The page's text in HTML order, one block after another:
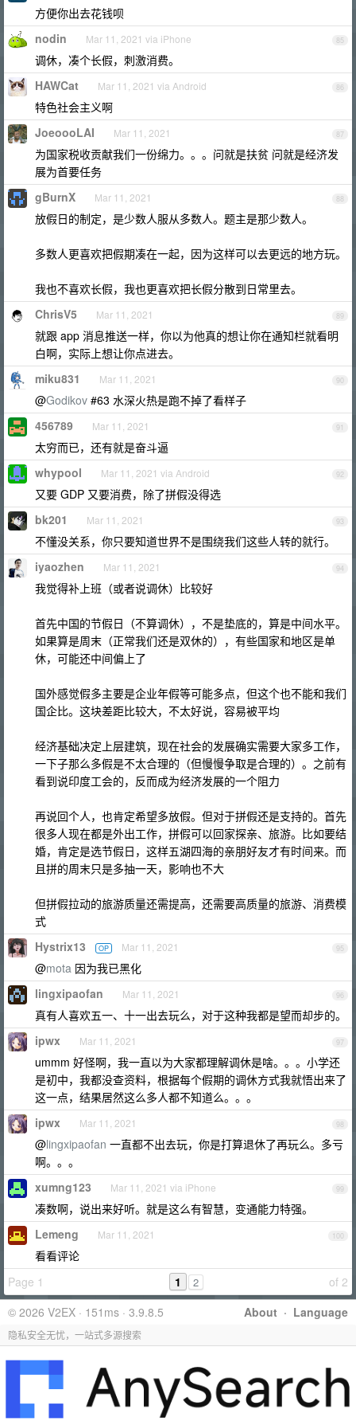
方便你出去花钱呗
85
nodin Mar 11, 2021 via iPhone
调休，凑个长假，刺激消费。
86
HAWCat Mar 11, 2021 via Android
特色社会主义啊
87
JoeoooLAI Mar 11, 2021
为国家税收贡献我们一份绵力。。。问就是扶贫 问就是经济发
展为首要任务
88
gBurnX Mar 11, 2021
放假日的制定，是少数人服从多数人。题主是那少数人。
多数人更喜欢把假期凑在一起，因为这样可以去更远的地方玩。
我也不喜欢长假，我也更喜欢把长假分散到日常里去。
89
ChrisV5 Mar 11, 2021
就跟 app 消息推送一样，你以为他真的想让你在通知栏就看明
白啊，实际上想让你点进去。
90
miku831 Mar 11, 2021
@Godikov #63 水深火热是跑不掉了看样子
91
456789 Mar 11, 2021
太穷而已，还有就是奋斗逼
92
whypool Mar 11, 2021 via Android
又要 GDP 又要消费，除了拼假没得选
93
bk201 Mar 11, 2021
不懂没关系，你只要知道世界不是围绕我们这些人转的就行。
94
iyaozhen Mar 11, 2021
我觉得补上班（或者说调休）比较好
首先中国的节假日（不算调休），不是垫底的，算是中间水平。
如果算是周末（正常我们还是双休的），有些国家和地区是单
休，可能还中间偏上了
国外感觉假多主要是企业年假等可能多点，但这个也不能和我们
国企比。这块差距比较大，不太好说，容易被平均
经济基础决定上层建筑，现在社会的发展确实需要大家多工作，
一下子那么多假是不太合理的（但慢慢争取是合理的）。之前有
看到说印度工会的，反而成为经济发展的一个阻力
再说回个人，也肯定希望多放假。但对于拼假还是支持的。首先
很多人现在都是外出工作，拼假可以回家探亲、旅游。比如要结
婚，肯定是选节假日，这样五湖四海的亲朋好友才有时间来。而
且拼的周末只是多抽一天，影响也不大
但拼假拉动的旅游质量还需提高，还需要高质量的旅游、消费模
式
95
Hystrix13 OP Mar 11, 2021
@mota 因为我已黑化
96
lingxipaofan Mar 11, 2021
真有人喜欢五一、十一出去玩么，对于这种我都是望而却步的。
97
ipwx Mar 11, 2021
ummm 好怪啊，我一直以为大家都理解调休是啥。。。小学还
是初中，我都没查资料，根据每个假期的调休方式我就悟出来了
这一点，结果居然这么多人都不知道么。。。
98
ipwx Mar 11, 2021
@lingxipaofan 一直都不出去玩，你是打算退休了再玩么。多亏
啊。。。
99
xumng123 Mar 11, 2021 via iPhone
凑数啊，说出来好听。就是这么有智慧，变通能力特强。
100
Lemeng Mar 11, 2021
看看评论
Page 1
of 2
1 2
About · Language
© 2026 V2EX · 151ms · 3.9.8.5
隐私安全无忧，一站式多源搜索